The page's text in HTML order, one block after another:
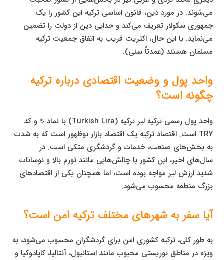
می‌شوند. در مورد دین، قانون اساسی ترکیه این کشور را یک
جمهوری سکولار تعریف می‌کند و جدایی دین از دولت را تضمین
می‌نماید. با این حال، اکثریت قریب به اتفاق جمعیت ترکیه
مسلمان هستند (عمدتاً سنی).
واحد پول و وضعیت اقتصادی درباره ترکیه
چگونه است؟
واحد پول رسمی ترکیه لیر ترکیه (Turkish Lira) با نماد ₺ و کد
TRY است. اقتصاد ترکیه یک اقتصاد بازار نوظهور است که به شدت
به بخش‌های صنعت، خدمات و گردشگری متکی است. در
سال‌های اخیر، این کشور با چالش‌هایی مانند تورم بالا و نوسانات
شدید ارزش لیر مواجه بوده است، اما همچنان یکی از اقتصادهای
بزرگ منطقه محسوب می‌شود.
آیا سفر به شهرهای مختلف ترکیه امن است؟
به طور کلی، ترکیه کشوری امن برای گردشگران محسوب می‌شود، به
ویژه در مناطق توریستی محبوب مانند استانبول، آنتالیا، کاپادوکیا و